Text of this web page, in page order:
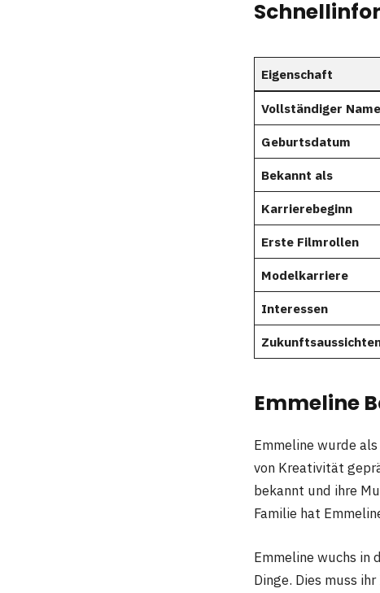
Eigenschaft
Vollständiger Name
Geburtsdatum
Bekannt als
Karrierebeginn
Erste Filmrollen
Modelkarriere
Interessen
Emmeline
Emmeline wurde
von Kreativität
bekannt und ihre
Familie hat
Emmeline wuchs in
Dinge. Dies muss